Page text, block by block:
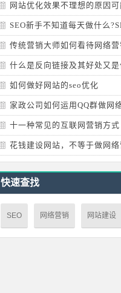
网站优化效果不理想的原因可
传统营销大师如何看待网络营
什么是反向链接及其好处又是
如何做好网站的seo优化
家政公司如何运用QQ群做网
十一种常见的互联网营销方式
花钱建设网站，不等于做网络
快速查找
SEO 网络营销 网站建设